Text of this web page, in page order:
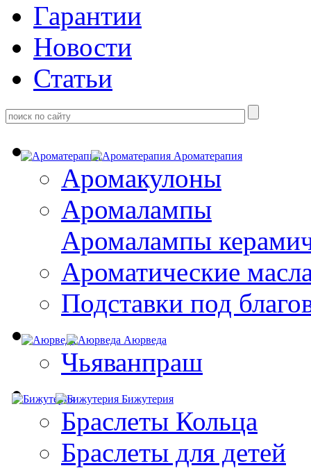
Гарантии
Новости
Статьи
Ароматерапия
Аромакулоны
Аромалампы
Aромалампы
Ароматические
Подставки под
Аюрведа
Чьяванпраш
Бижутерия
Браслеты Кольца
Браслеты для детей